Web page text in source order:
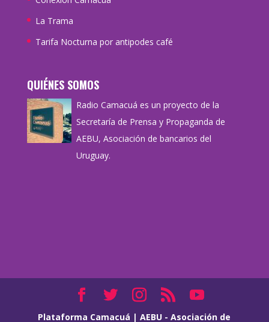
La Trama
Tarifa Nocturna por antipodes café
QUIÉNES SOMOS
Radio Camacuá es un proyecto de la
Secretaría de Prensa y Propaganda de
AEBU, Asociación de bancarios del
Uruguay.
Plataforma Camacuá |AEBU - Asociación de